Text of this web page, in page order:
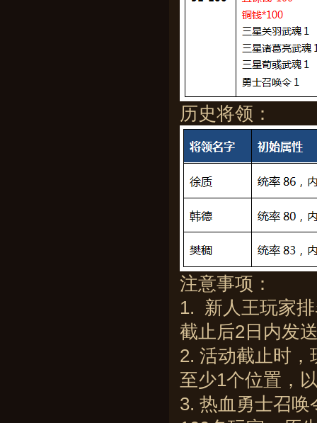
历史将领：
注意事项：
1. 新人王玩家
截止后2日内发
2. 活动截止时
至少1个位置，
3. 热血勇士召